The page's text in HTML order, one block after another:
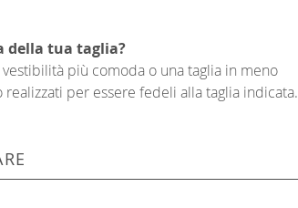
della tua taglia?
più comoda o una taglia in meno
per essere fedeli alla taglia indicata.